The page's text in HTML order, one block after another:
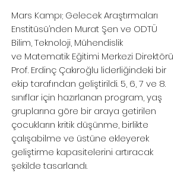
Mars Kampı; Gelecek Araştırmaları
Enstitüsü’nden Murat Şen ve ODTÜ
Bilim, Teknoloji, Mühendislik
ve Matematik Eğitimi Merkezi Direktörü
Prof. Erdinç Çakıroğlu liderliğindeki bir
ekip tarafından geliştirildi. 5, 6, 7 ve 8.
sınıflar için hazırlanan program, yaş
gruplarına göre bir araya getirilen
çocukların kritik düşünme, birlikte
çalışabilme ve üstüne ekleyerek
geliştirme kapasitelerini artıracak
şekilde tasarlandı.